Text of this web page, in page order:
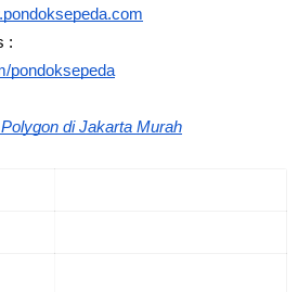
:
pondoksepeda
di Jakarta Murah